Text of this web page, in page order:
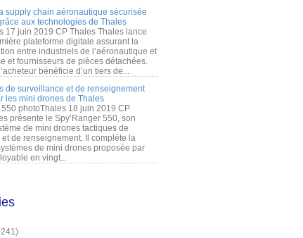
supply chain aéronautique sécurisée
aux technologies de Thales
17 juin 2019 CP Thales Thales lance
plateforme digitale assurant la
entre industriels de l’aéronautique et
et fournisseurs de pièces détachées.
bénéficie d’un tiers de...
de surveillance et de renseignement
les mini drones de Thales
550 photoThales 18 juin 2019 CP
présente le Spy’Ranger 550, son
de mini drones tactiques de
de renseignement. Il complète la
de mini drones proposée par
en vingt...